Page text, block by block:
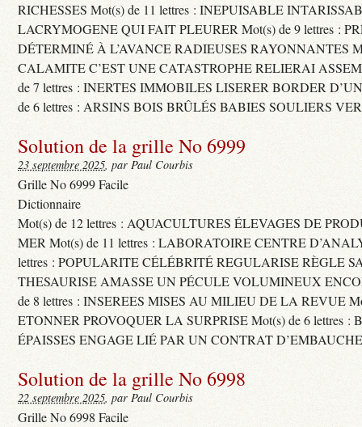
RICHESSES Mot(s) de 11 lettres : INEPUISABLE
LACRYMOGENE QUI FAIT PLEURER Mot(s) de 9 lettres :
DÉTERMINÉ À L’AVANCE RADIEUSES RAYONNANTES
CALAMITE C’EST UNE CATASTROPHE RELIERAI
de 7 lettres : INERTES IMMOBILES LISERER BORDER
de 6 lettres : ARSINS BOIS BRÛLÉS BABIES SOULIERS
Solution de la grille No 6999
23 septembre 2025, par Paul Courbis
Grille No 6999 Facile
Dictionnaire
Mot(s) de 12 lettres : AQUACULTURES ÉLEVAGES DE
MER Mot(s) de 11 lettres : LABORATOIRE CENTRE
lettres : POPULARITE CÉLÉBRITÉ REGULARISE RÈGLE
THESAURISE AMASSE UN PÉCULE VOLUMINEUX
de 8 lettres : INSEREES MISES AU MILIEU DE LA REVUE
ETONNER PROVOQUER LA SURPRISE Mot(s) de 6 lettres :
ÉPAISSES ENGAGE LIÉ PAR UN CONTRAT
Solution de la grille No 6998
22 septembre 2025, par Paul Courbis
Grille No 6998 Facile